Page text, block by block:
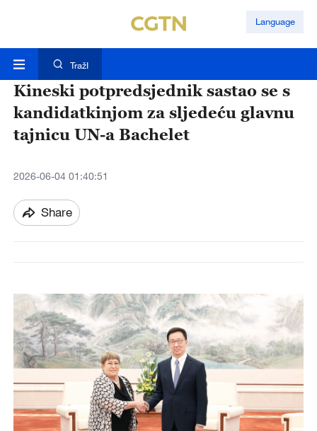
Language
TražI
Kineski potpredsjednik sastao se s
kandidatkinjom za sljedeću glavnu
tajnicu UN-a Bachelet
2026-06-04 01:40:51
Share